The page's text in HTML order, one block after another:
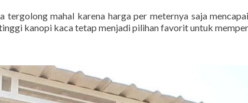
tergolong mahal karena harga per meternya saja
kanopi kaca tetap menjadi pilihan favorit untuk